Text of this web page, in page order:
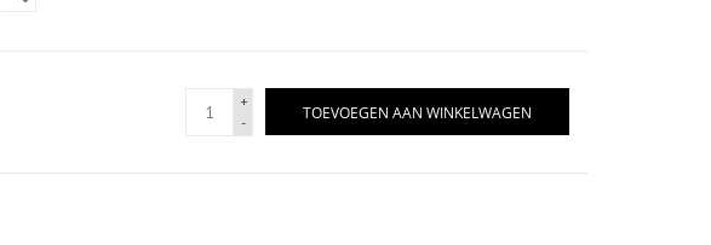
+
-
TOEVOEGEN AAN WINKELWAGEN